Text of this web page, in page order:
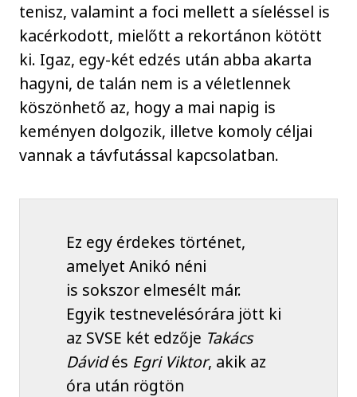
tenisz, valamint a foci mellett a síeléssel is
kacérkodott, mielőtt a rekortánon kötött
ki. Igaz, egy-két edzés után abba akarta
hagyni, de talán nem is a véletlennek
köszönhető az, hogy a mai napig is
keményen dolgozik, illetve komoly céljai
vannak a távfutással kapcsolatban.
Ez egy érdekes történet,
amelyet Anikó néni
is sokszor elmesélt már.
Egyik testnevelésórára jött ki
az SVSE két edzője Takács
Dávidés Egri Viktor, akik az
óra után rögtön